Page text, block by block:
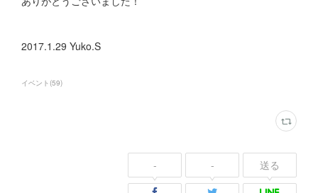
2017.1.29 Yuko.S
イベント (59)
- - 送る